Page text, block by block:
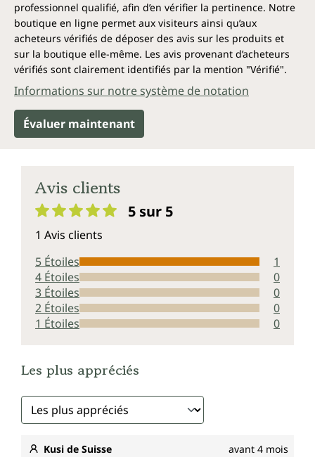
professionnel qualifié, afin d’en vérifier la pertinence. Notre
boutique en ligne permet aux visiteurs ainsi qu’aux
acheteurs vérifiés de déposer des avis sur les produits et
sur la boutique elle-même. Les avis provenant d’acheteurs
vérifiés sont clairement identifiés par la mention "Vérifié".
Informations sur notre système de notation
Évaluer maintenant
Avis clients
5 sur 5
1 Avis clients
5 Étoiles
1
4 Étoiles
0
3 Étoiles
0
2 Étoiles
0
1 Étoiles
0
Les plus appréciés
Kusi de Suisse avant 4 mois